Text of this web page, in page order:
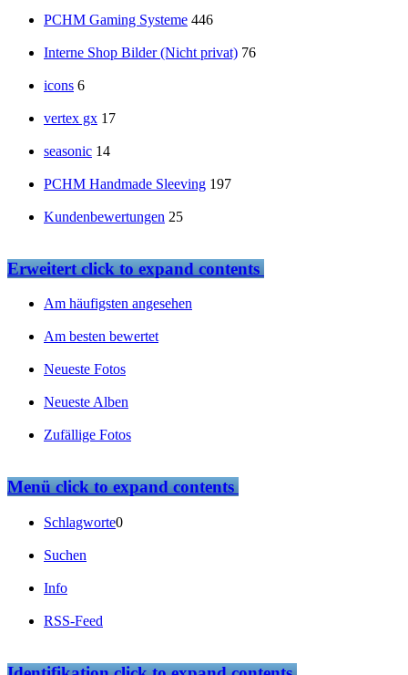
PCHM Gaming Systeme 446
Interne Shop Bilder (Nicht privat) 76
icons 6
vertex gx 17
seasonic 14
PCHM Handmade Sleeving 197
Kundenbewertungen 25
Erweitertclick to expand contents
Am häufigsten angesehen
Am besten bewertet
Neueste Fotos
Neueste Alben
Zufällige Fotos
Menüclick to expand contents
Schlagworte0
Suchen
Info
RSS-Feed